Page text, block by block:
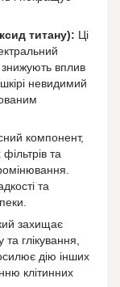
титану): Ці
знижують вплив
невидимий
компонент,
та
та
захищає
глікування,
дію інших
клітинних